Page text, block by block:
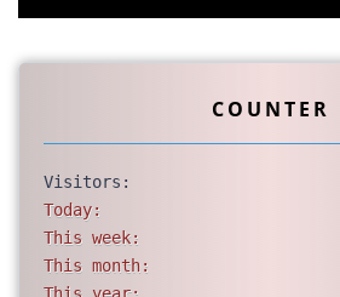
COUNTER
Visitors:
Today:
This week:
This month: